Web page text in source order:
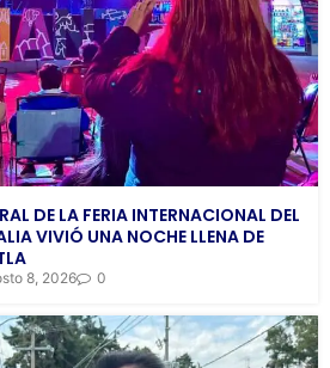
DE LA FERIA INTERNACIONAL DEL
VIVIÓ UNA NOCHE LLENA DE
8, 2026 0